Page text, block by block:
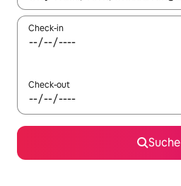
Check-in
Check-out
Suche